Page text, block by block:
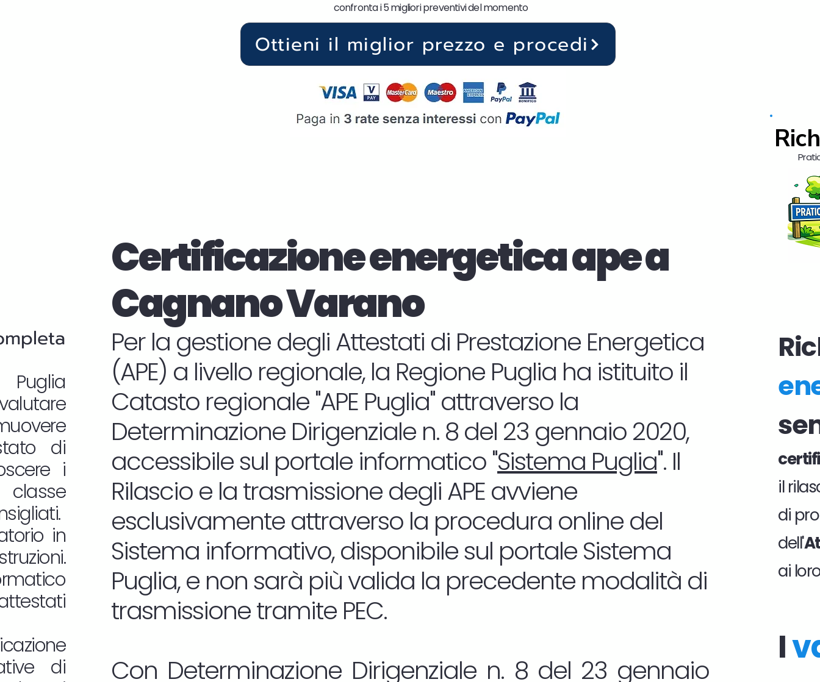
confronta i 5 migliori preventivi del momento
Ottieni il miglior prezzo e procedi
Certificazione energetica ape a
Cagnano Varano
di
i
in
di
Per la gestione degli Attestati di Prestazione Energetica
(APE) a livello regionale, la Regione Puglia ha istituito il
Catasto regionale "APE Puglia" attraverso la
Determinazione Dirigenziale n. 8 del 23 gennaio 2020,
accessibile sul portale informatico "Sistema Puglia". Il
Rilascio e la trasmissione degli APE avviene
esclusivamente attraverso la procedura online del
Sistema informativo, disponibile sul portale Sistema
Puglia, e non sarà più valida la precedente modalità di
trasmissione tramite PEC.
Con Determinazione Dirigenziale n. 8 del 23 gennaio
il
di
dell'
ai
I